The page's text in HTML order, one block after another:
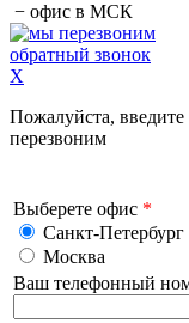
− офис в МСК
обратный звонок
X
Пожалуйста,
перезвоним
Выберете офис *
Санкт-Петербург
Москва
Ваш телефонный